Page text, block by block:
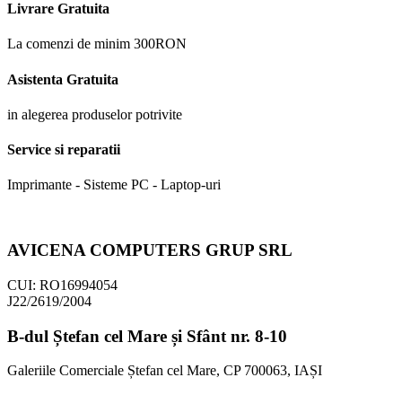
Livrare Gratuita
La comenzi de minim 300RON
Asistenta Gratuita
in alegerea produselor potrivite
Service si reparatii
Imprimante - Sisteme PC - Laptop-uri
AVICENA COMPUTERS GRUP SRL
CUI: RO16994054
J22/2619/2004
B-dul Ștefan cel Mare și Sfânt nr. 8-10
Galeriile Comerciale Ștefan cel Mare, CP 700063, IAȘI